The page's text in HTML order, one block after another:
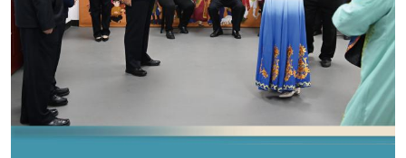
文化产业
地方频道
北京 天津 河北 山西